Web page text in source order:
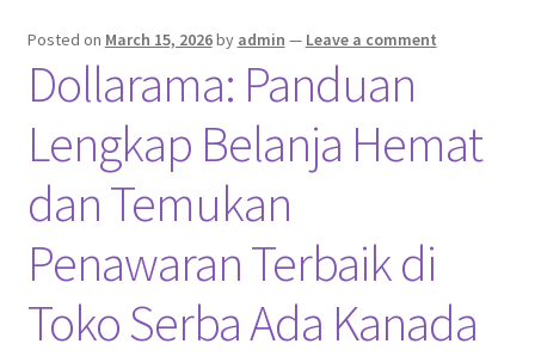
Posted on March 15, 2026by admin — Leave a comment
Dollarama: Panduan
Lengkap Belanja Hemat
dan Temukan
Penawaran Terbaik di
Toko Serba Ada Kanada